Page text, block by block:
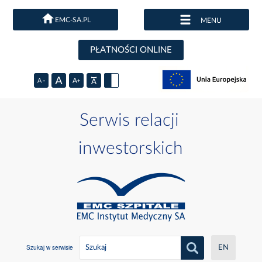
EMC-SA.PL MENU
PŁATNOŚCI ONLINE
Serwis relacji
inwestorskich
Szukaj w serwisie EN